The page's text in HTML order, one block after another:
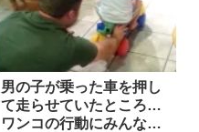
男の子が乗った車を押し
て走らせていたところ…
ワンコの行動にみんなハ